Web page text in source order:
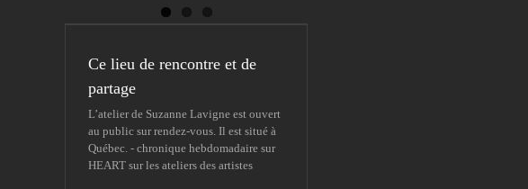
Ce lieu de rencontre et de
partage
L’atelier de Suzanne Lavigne est ouvert
au public sur rendez-vous. Il est situé à
Québec. - chronique hebdomadaire sur
HEART sur les ateliers des artistes